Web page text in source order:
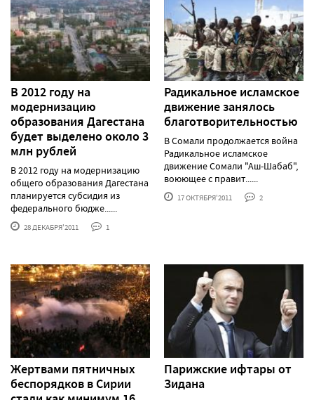
В 2012 году на
модернизацию
образования Дагестана
будет выделено около 3
млн рублей
В 2012 году на модернизацию
общего образования Дагестана
планируется субсидия из
федерального бюдже......
28 ДЕКАБРЯ'2011 1
Радикальное исламское
движение занялось
благотворительностью
В Сомали продолжается война
Радикальное исламское
движение Сомали "Аш-Шабаб",
воюющее с правит......
17 ОКТЯБРЯ'2011 2
Жертвами пятничных
беспорядков в Сирии
Парижские ифтары от
Зидана